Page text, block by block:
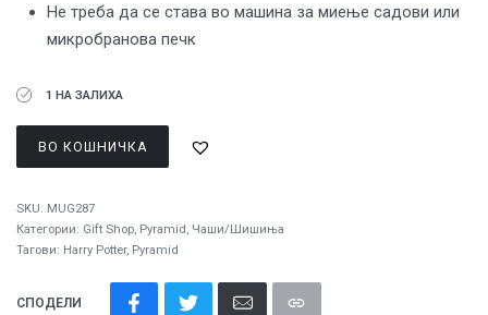
Не треба да се става во машина за миење садови или
микробранова печк
1 НА ЗАЛИХА
ВО КОШНИЧКА
SKU: MUG287
Категории: Gift Shop, Pyramid , Чаши/Шишиња
Тагови: Harry Potter, Pyramid
СПОДЕЛИ